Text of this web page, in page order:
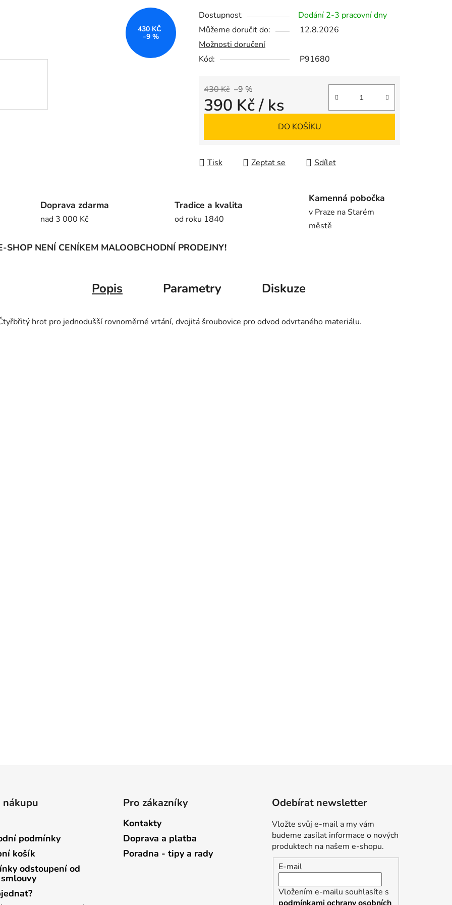
je
0,0
z
5
Dostupnost
Dodání 2-3 pracovní dny
Můžeme doručit do:
12.8.2026
Možnosti doručení
Kód:
P91680
430 Kč –9 %
390 Kč/ ks
DO KOŠÍKU
Tisk Zeptat se Sdílet
430 KČ
–9 %
Doprava zdarma
nad 3 000 Kč
Tradice a kvalita
od roku 1840
Kamenná pobočka
v Praze na Starém
městě
SHOP NENÍ CENÍKEM MALOOBCHODNÍ PRODEJNY!
Popis Parametry Diskuze
hrot pro jednodušší rovnoměrné vrtání, dvojitá šroubovice pro odvod odvrtaného materiálu.
nákupu
podmínky
košík
odstoupení od
Pro zákazníky
Kontakty
Doprava a platba
Poradna - tipy a rady
Odebírat newsletter
Vložte svůj e-mail a my vám
budeme zasílat informace o nových
produktech na našem e-shopu.
E-mail
Vložením e-mailu souhlasíte s